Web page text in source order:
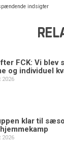
indsigter
FCK: Vi blev
og individuel
2026
klar til
2026